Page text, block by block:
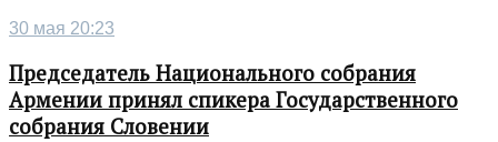
30 мая 20:23
Председатель Национального собрания
Армении принял спикера Государственного
собрания Словении